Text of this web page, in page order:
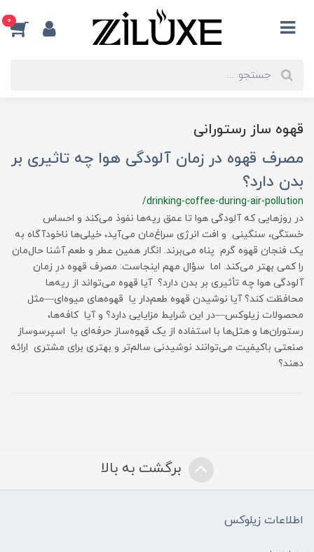
0
قهوه ساز رستورانی
مصرف قهوه در زمان آلودگی هوا چه تاثیری بر
بدن دارد؟
/drinking-coffee-during-air-pollution
در روزهایی که آلودگی هوا تا عمق ریه‌ها نفوذ می‌کند و احساس
خستگی، سنگینی و افت انرژی سراغ‌مان می‌آید، خیلی‌ها ناخودآگاه به
یک فنجان قهوه گرم پناه می‌برند. انگار همین عطر و طعم آشنا حال‌مان
را کمی بهتر می‌کند. اما سؤال مهم اینجاست: مصرف قهوه در زمان
آلودگی هوا چه تأثیری بر بدن دارد؟ آیا قهوه می‌تواند از ریه‌ها
محافظت کند؟ آیا نوشیدن قهوه طعم‌دار یا قهوه‌های میوه‌ای—مثل
محصولات زیلوکس—در این شرایط مزایایی دارد؟ و آیا کافه‌ها،
رستوران‌ها و هتل‌ها با استفاده از یک قهوه‌ساز حرفه‌ای یا اسپرسوساز
صنعتی باکیفیت می‌توانند نوشیدنی سالم‌تر و بهتری برای مشتری ارائه
دهند؟
برگشت به بالا
اطلاعات زیلوکس